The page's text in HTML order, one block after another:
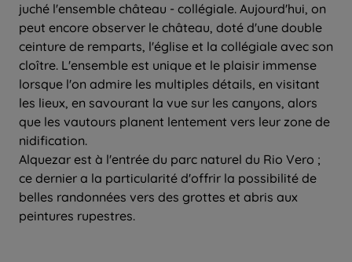
juché l'ensemble château - collégiale. Aujourd'hui, on
peut encore observer le château, doté d'une double
ceinture de remparts, l'église et la collégiale avec son
cloître. L'ensemble est unique et le plaisir immense
lorsque l'on admire les multiples détails, en visitant
les lieux, en savourant la vue sur les canyons, alors
que les vautours planent lentement vers leur zone de
nidification.
Alquezar est à l'entrée du parc naturel du Rio Vero ;
ce dernier a la particularité d'offrir la possibilité de
belles randonnées vers des grottes et abris aux
peintures rupestres.